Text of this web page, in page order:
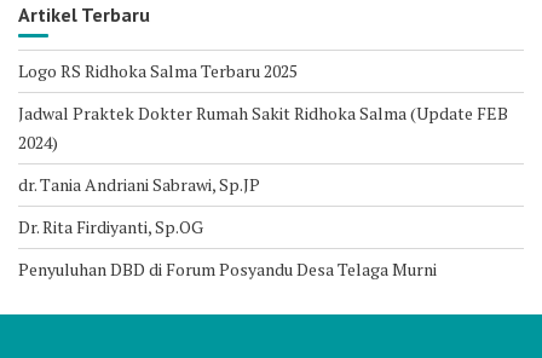
Artikel Terbaru
Logo RS Ridhoka Salma Terbaru 2025
Jadwal Praktek Dokter Rumah Sakit Ridhoka Salma (Update FEB
2024)
dr. Tania Andriani Sabrawi, Sp.JP
Dr. Rita Firdiyanti, Sp.OG
Penyuluhan DBD di Forum Posyandu Desa Telaga Murni